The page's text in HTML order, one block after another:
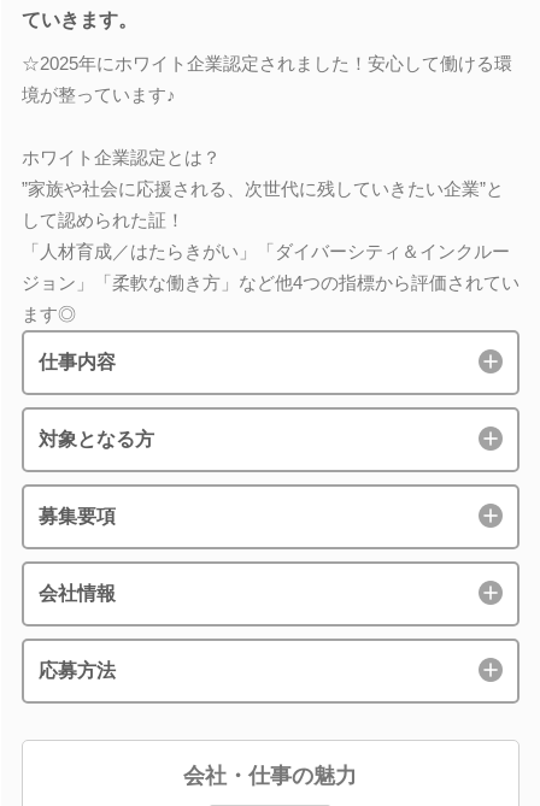
ていきます。
☆2025年にホワイト企業認定されました！安心して働ける環
境が整っています♪
ホワイト企業認定とは？
”家族や社会に応援される、次世代に残していきたい企業”と
して認められた証！
「人材育成／はたらきがい」「ダイバーシティ＆インクルー
ジョン」「柔軟な働き方」など他4つの指標から評価されてい
ます◎
仕事内容
対象となる方
募集要項
会社情報
応募方法
会社・仕事の魅力